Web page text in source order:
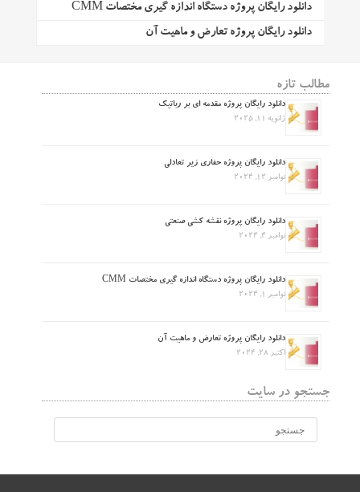
دانلود رایگان پروژه دستگاه اندازه گیری مختصات CMM
دانلود رایگان پروژه تعارض و ماهیت آن
مطالب تازه
دانلود رایگان پروژه مقدمه ای بر رباتیک
ژانویه 11, 2025
دانلود رایگان پروژه حفاری زیر تعادلی
نوامبر 12, 2024
دانلود رایگان پروژه نقشه کشی صنعتی
نوامبر 4, 2024
دانلود رایگان پروژه دستگاه اندازه گیری مختصات CMM
نوامبر 1, 2024
دانلود رایگان پروژه تعارض و ماهیت آن
اکتبر 28, 2024
جستجو در سایت